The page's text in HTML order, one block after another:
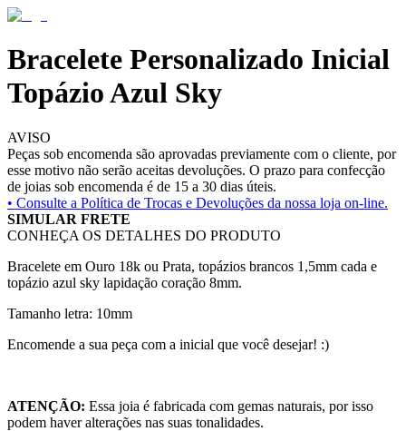
Bracelete Personalizado Inicial
Topázio Azul Sky
AVISO
Peças sob encomenda são aprovadas previamente com o cliente, por
esse motivo não serão aceitas devoluções. O prazo para confecção
de joias sob encomenda é de 15 a 30 dias úteis.
• Consulte a Política de Trocas e Devoluções da nossa loja on-line.
SIMULAR FRETE
CONHEÇA OS DETALHES DO PRODUTO
Bracelete em Ouro 18k ou Prata, topázios brancos 1,5mm cada e
topázio azul sky lapidação coração 8mm.
Tamanho letra: 10mm
Encomende a sua peça com a inicial que você desejar! :)
ATENÇÃO: Essa joia é fabricada com gemas naturais, por isso
podem haver alterações nas suas tonalidades.